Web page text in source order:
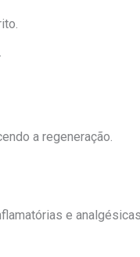
a regeneração.
e